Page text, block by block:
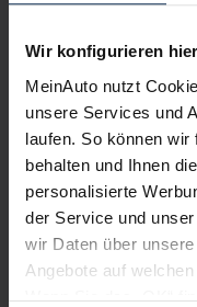
Wir konfigurieren
MeinAuto nutzt
unsere Services und
laufen. So können
behalten und Ihnen
personalisierte
der Service und
wir Daten über
Angebote auf
Wenn Sie das „OK“
Suzuki S-Cross II
SUV eine